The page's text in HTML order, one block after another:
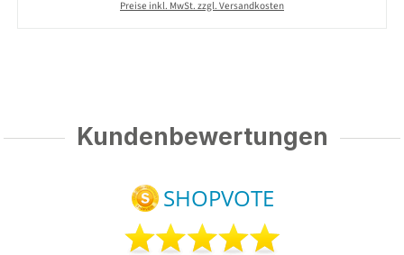
Preise inkl. MwSt. zzgl. Versandkosten
Kundenbewertungen